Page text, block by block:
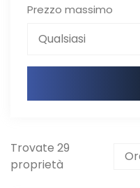
Prezzo massimo
Trovate 29
proprietà